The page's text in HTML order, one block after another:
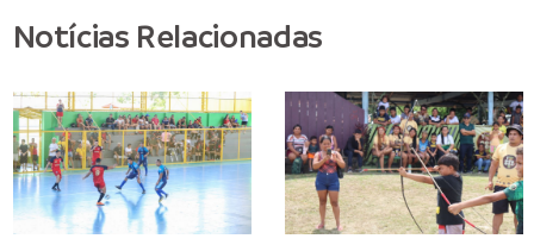
Notícias Relacionadas